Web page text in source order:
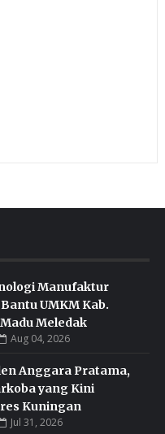
Manufaktur
UMKM Kab.
Meledak
Aug 04, 2026
Anggara Pratama,
yang Kini
Kuningan
Jul 31, 2026